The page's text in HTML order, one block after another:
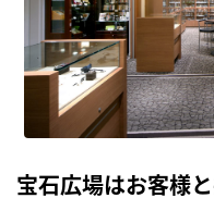
宝石広場はお客様